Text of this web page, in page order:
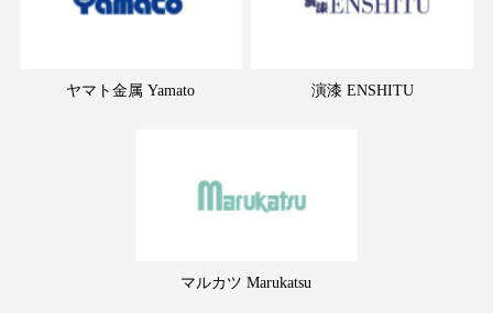
ヤマト金属 Yamato 演漆 ENSHITU
マルカツ Marukatsu